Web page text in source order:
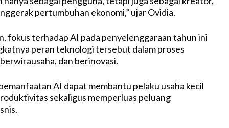
pertumbuhan ekonomi,” ujar Ovidia.
fokus terhadap AI pada penyelenggaraan tahun ini
peran teknologi tersebut dalam proses
dan berinovasi.
AI dapat membantu pelaku usaha kecil
sekaligus memperluas peluang